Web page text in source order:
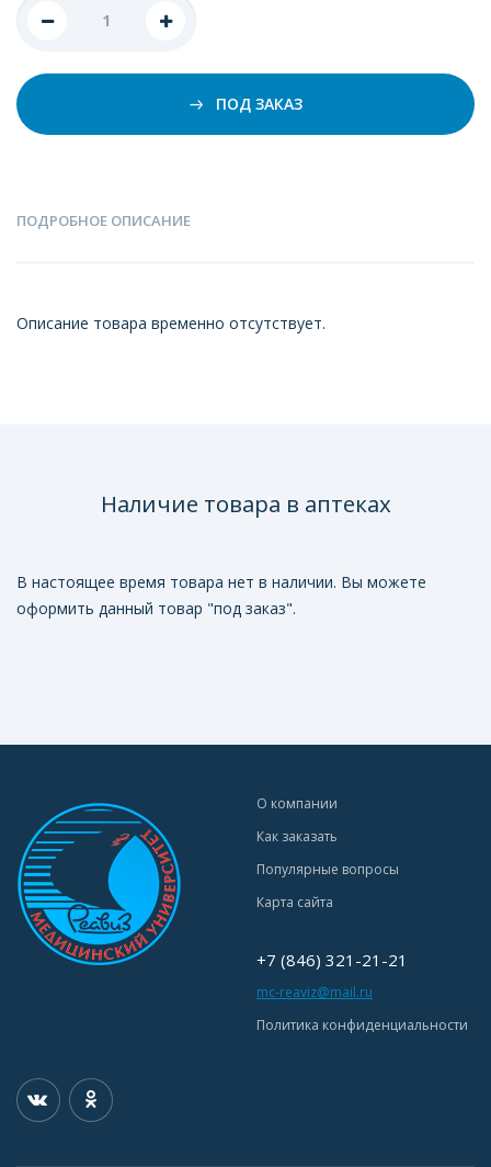
ПОД ЗАКАЗ
ПОДРОБНОЕ ОПИСАНИЕ
Описание товара временно отсутствует.
Наличие товара в аптеках
В настоящее время товара нет в наличии. Вы можете
оформить данный товар "под заказ".
О компании
Как заказать
Популярные вопросы
Карта сайта
+7 (846) 321-21-21
mc-reaviz@mail.ru
Политика конфиденциальности